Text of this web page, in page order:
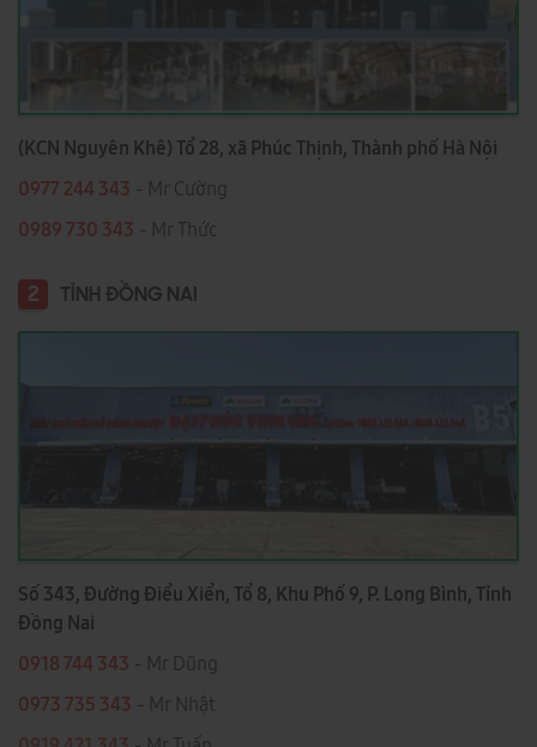
(KCN Nguyên Khê) Tổ 28, xã Phúc Thịnh, Thành phố Hà Nội
0977 244 343 - Mr Cường
0989 730 343 - Mr Thức
2 TỈNH ĐỒNG NAI
Số 343, Đường Điểu Xiển, Tổ 8, Khu Phố 9, P. Long Bình, Tỉnh
Đồng Nai
0918 744 343 - Mr Dũng
0973 735 343 - Mr Nhật